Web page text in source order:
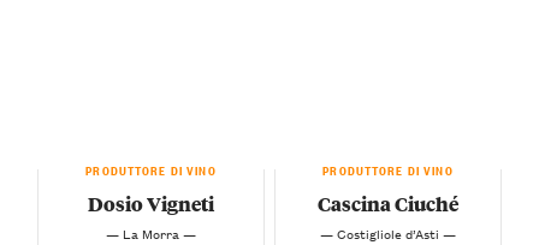
PRODUTTORE DI VINO
Dosio Vigneti
— La Morra —
PRODUTTORE DI VINO
Cascina Ciuché
— Costigliole d’Asti —